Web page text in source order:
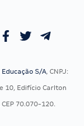
S/A, CNPJ:
10, Edifício Carlton
70.070-120.